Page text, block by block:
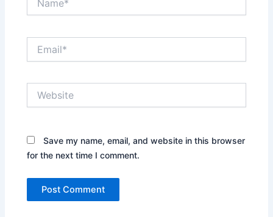
Save my name, email, and website in this browser
for the next time I comment.